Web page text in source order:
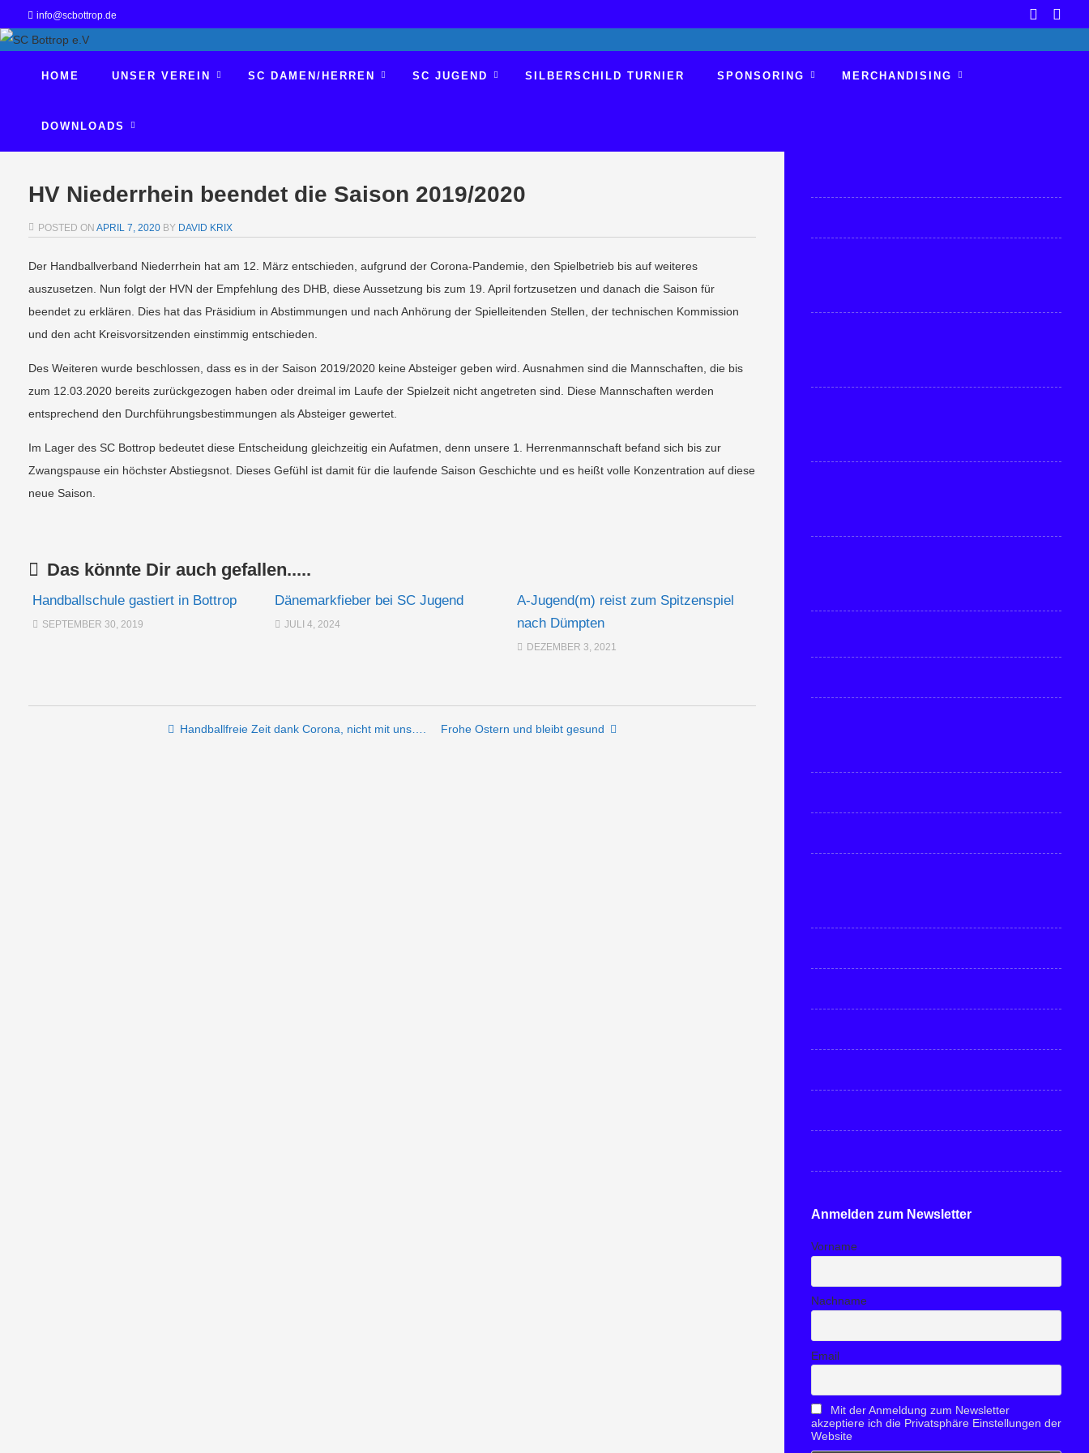
info@scbottrop.de
HOME UNSER VEREIN SC DAMEN/HERREN SC JUGEND SILBERSCHILD TURNIER SPONSORING MERCHANDISING
DOWNLOADS
HV Niederrhein beendet die Saison 2019/2020
POSTED ON APRIL 7, 2020 BY DAVID KRIX
Der Handballverband Niederrhein hat am 12. März entschieden, aufgrund der Corona-Pandemie, den Spielbetrieb bis auf weiteres
auszusetzen. Nun folgt der HVN der Empfehlung des DHB, diese Aussetzung bis zum 19. April fortzusetzen und danach die Saison für
beendet zu erklären. Dies hat das Präsidium in Abstimmungen und nach Anhörung der Spielleitenden Stellen, der technischen Kommission
und den acht Kreisvorsitzenden einstimmig entschieden.
Des Weiteren wurde beschlossen, dass es in der Saison 2019/2020 keine Absteiger geben wird. Ausnahmen sind die Mannschaften, die bis
zum 12.03.2020 bereits zurückgezogen haben oder dreimal im Laufe der Spielzeit nicht angetreten sind. Diese Mannschaften werden
entsprechend den Durchführungsbestimmungen als Absteiger gewertet.
Im Lager des SC Bottrop bedeutet diese Entscheidung gleichzeitig ein Aufatmen, denn unsere 1. Herrenmannschaft befand sich bis zur
Zwangspause ein höchster Abstiegsnot. Dieses Gefühl ist damit für die laufende Saison Geschichte und es heißt volle Konzentration auf diese
neue Saison.
Das könnte Dir auch gefallen.....
Handballschule gastiert in Bottrop
SEPTEMBER 30, 2019
Dänemarkfieber bei SC Jugend
JULI 4, 2024
A-Jugend(m) reist zum Spitzenspiel
nach Dümpten
DEZEMBER 3, 2021
Post navigationHandballfreie Zeit dank Corona, nicht mit uns…. Frohe Ostern und bleibt gesund
Anmelden zum Newsletter
Vorname
Nachname
Email
Mit der Anmeldung zum Newsletter
akzeptiere ich die Privatsphäre Einstellungen der
Website